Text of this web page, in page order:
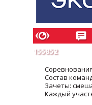
155852
Состав
Зачеты:
Каждый